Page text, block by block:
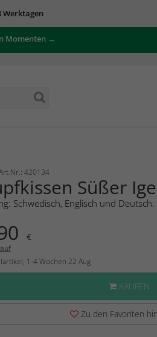
Werktagen
Momenten →
420134
Süßer
Schwedisch, Englisch und Deutsch.
€
1-4 Wochen 22 Aug
KAUFEN
Zu den Favoriten